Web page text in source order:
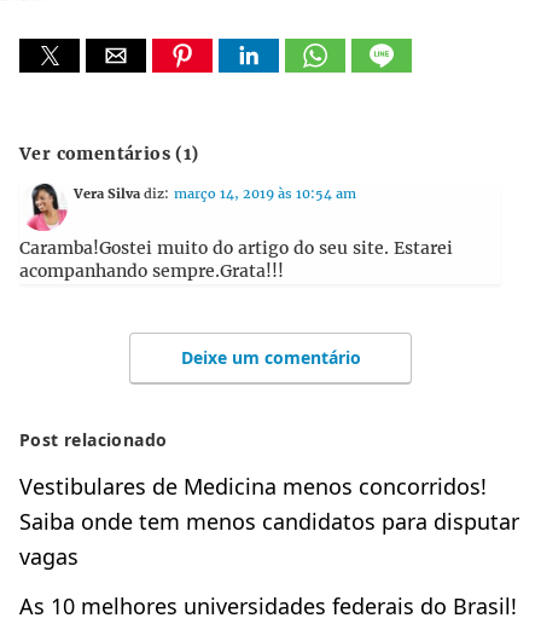
Ver comentários (1)
Vera Silva diz: março 14, 2019 às 10:54 am
Caramba!Gostei muito do artigo do seu site. Estarei
acompanhando sempre.Grata!!!
Deixe um comentário
Post relacionado
Vestibulares de Medicina menos concorridos!
Saiba onde tem menos candidatos para disputar
vagas
As 10 melhores universidades federais do Brasil!